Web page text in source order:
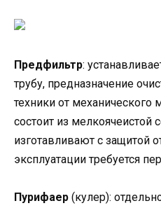
Предфильтр:
трубу, предназначение
техники от механического
состоит из мелкоячеистой
изготавливают с защитой
эксплуатации требуется
Пурифаер (кулер):